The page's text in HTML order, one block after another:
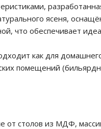
ясеня,
что обеспечивает
как для
помещений
от столов из МДФ,